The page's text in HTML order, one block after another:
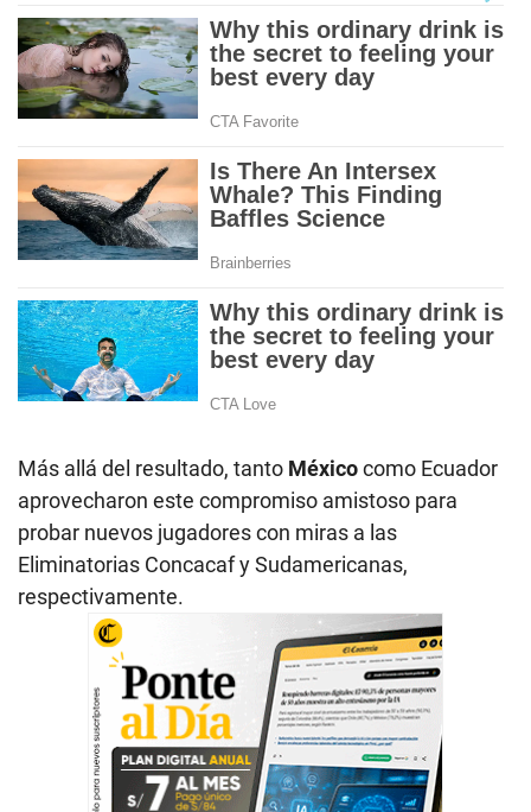
Más allá del resultado, tanto Méxicocomo Ecuador
aprovecharon este compromiso amistoso para
probar nuevos jugadores con miras a las
Eliminatorias Concacaf y Sudamericanas,
respectivamente.